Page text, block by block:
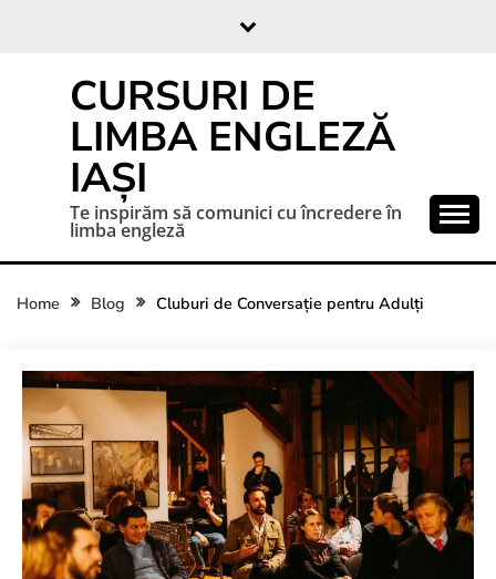
CURSURI DE
LIMBA ENGLEZĂ
IAȘI
Te inspirăm să comunici cu încredere în
limba engleză
Home Blog Cluburi de Conversație pentru Adulți